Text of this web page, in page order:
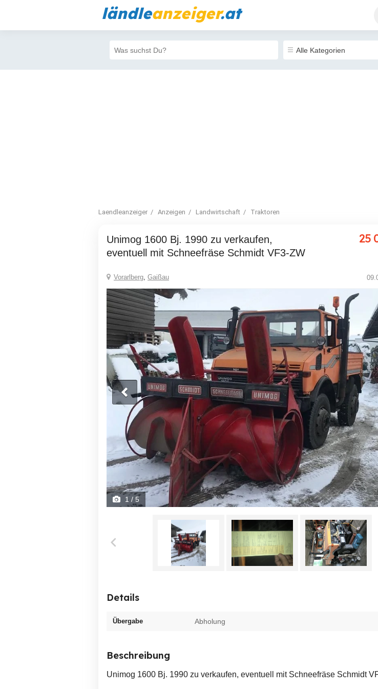
ländleanzeiger.at
Laendleanzeiger Anzeigen Landwirtschaft Traktoren
Unimog 1600 Bj. 1990 zu verkaufen,
eventuell mit Schneefräse Schmidt VF3-ZW
25
Vorarlberg, Gaißau
1 / 5
Details
Übergabe Abholung
Beschreibung
Unimog 1600 Bj. 1990 zu verkaufen, eventuell mit Schneefräse Schmidt